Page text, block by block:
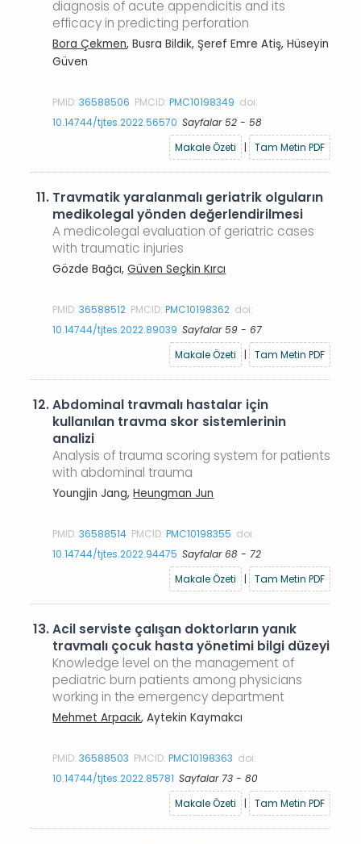
diagnosis of acute appendicitis and its
efficacy in predicting perforation
Bora Çekmen, Busra Bildik, Şeref Emre Atiş, Hüseyin
Güven
PMID:36588506 PMCID:PMC10198349 doi:
10.14744/tjtes.2022.56570 Sayfalar 52 - 58
Makale Özeti
| Tam Metin PDF
11. Travmatik yaralanmalı geriatrik olguların
medikolegal yönden değerlendirilmesi
A medicolegal evaluation of geriatric cases
with traumatic injuries
Gözde Bağcı,Güven Seçkin Kırcı
PMID:36588512 PMCID:PMC10198362 doi:
10.14744/tjtes.2022.89039 Sayfalar 59 - 67
Makale Özeti
| Tam Metin PDF
12.Abdominal travmalı hastalar için
kullanılan travma skor sistemlerinin
analizi
Analysis of trauma scoring system for patients
with abdominal trauma
Youngjin Jang,Heungman Jun
PMID:36588514 PMCID:PMC10198355 doi:
10.14744/tjtes.2022.94475 Sayfalar 68 - 72
Makale Özeti
| Tam Metin PDF
13.Acil serviste çalışan doktorların yanık
travmalı çocuk hasta yönetimi bilgi düzeyi
Knowledge level on the management of
pediatric burn patients among physicians
working in the emergency department
Mehmet Arpacık, Aytekin Kaymakcı
PMID:36588503 PMCID:PMC10198363 doi:
10.14744/tjtes.2022.85781 Sayfalar 73 - 80
Makale Özeti
| Tam Metin PDF